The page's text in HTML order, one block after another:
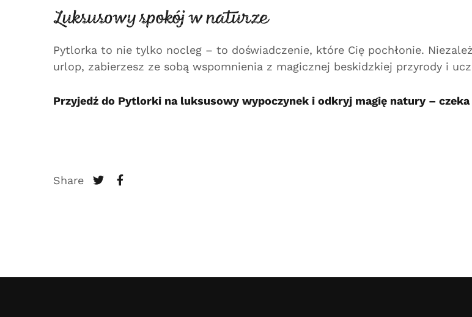
Luksusowy spokój w naturze
Pytlorka to nie tylko nocleg – to doświadczenie, które Cię pochłonie.
urlop, zabierzesz ze sobą wspomnienia z magicznej beskidzkiej przyrody i
Przyjedź do Pytlorki na luksusowy wypoczynek i odkryj magię natury – czeka
Share